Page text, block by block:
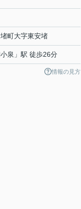
町大字東安堵
泉 」駅 徒歩26分
情報の見方